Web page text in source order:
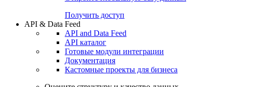
Попробуйте7-дневный
Откройте глобальную базу данных
Получить доступ
API & Data Feed
API and Data Feed
API каталог